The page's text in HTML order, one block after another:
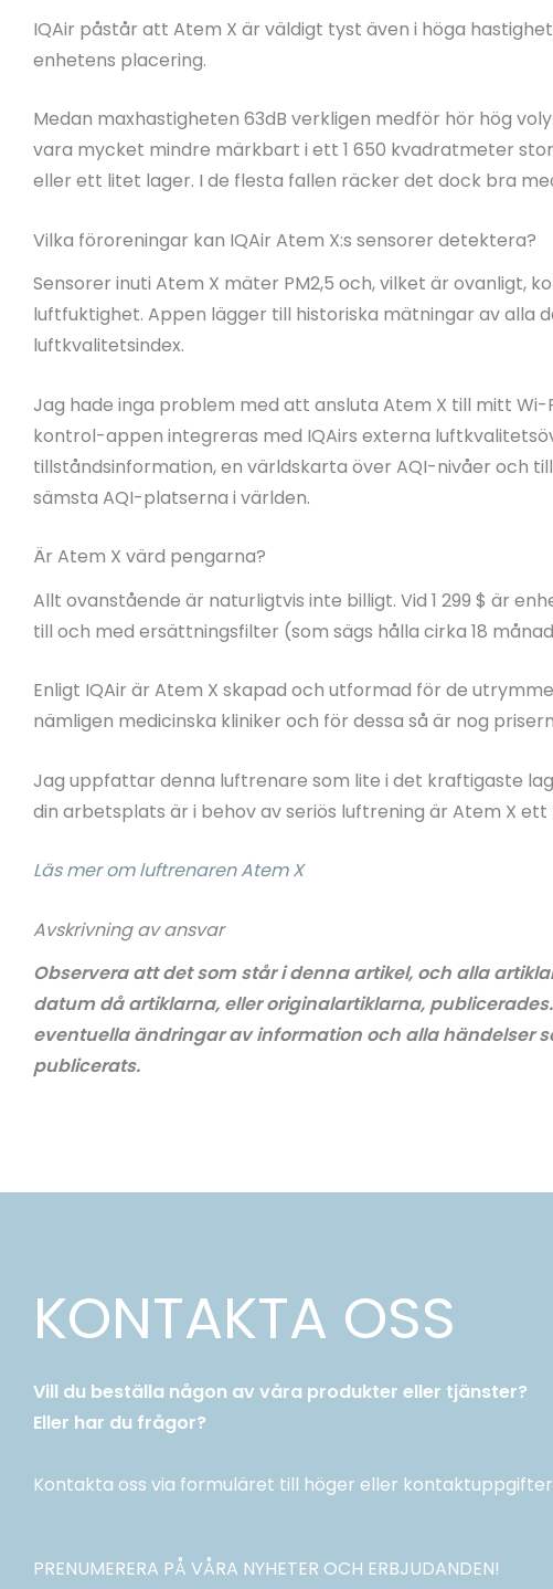
IQAir påstår att Atem X är väldigt tyst även i höga
enhetens placering.
Medan maxhastigheten 63dB verkligen medför hör hög
vara mycket mindre märkbart i ett 1 650 kvadratmeter
eller ett litet lager. I de flesta fallen räcker det dock bra
Vilka föroreningar kan IQAir Atem X:s sensorer detektera?
Sensorer inuti Atem X mäter PM2,5 och, vilket är ovanligt,
luftfuktighet. Appen lägger till historiska mätningar av alla
luftkvalitetsindex.
Jag hade inga problem med att ansluta Atem X till mitt
kontrol-appen integreras med IQAirs externa
tillståndsinformation, en världskarta över AQI-nivåer och
sämsta AQI-platserna i världen.
Är Atem X värd pengarna?
Allt ovanstående är naturligtvis inte billigt. Vid 1 299 $ är
till och med ersättningsfilter (som sägs hålla cirka 18
Enligt IQAir är Atem X skapad och utformad för de
nämligen medicinska kliniker och för dessa så är nog
Jag uppfattar denna luftrenare som lite i det kraftigaste
din arbetsplats är i behov av seriös luftrening är Atem X
Läs mer om luftrenaren Atem X
Avskrivning av ansvar
Observera att det som står i denna artikel, och alla
datum då artiklarna, eller originalartiklarna,
eventuella ändringar av information och alla händelser
publicerats.
KONTAKTA OSS
Vill du beställa någon av våra produkter eller tjänster?
Eller har du frågor?
Kontakta oss via formuläret till höger eller
PRENUMERERA PÅ VÅRA NYHETER OCH ERBJUDANDEN!